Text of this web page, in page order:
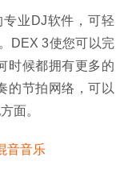
业DJ软件，可轻
DEX 3使您可以完
时候都拥有更多的
的节拍网络，可以
面。